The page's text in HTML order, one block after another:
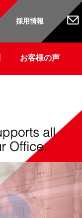
採用情報
お客様の声